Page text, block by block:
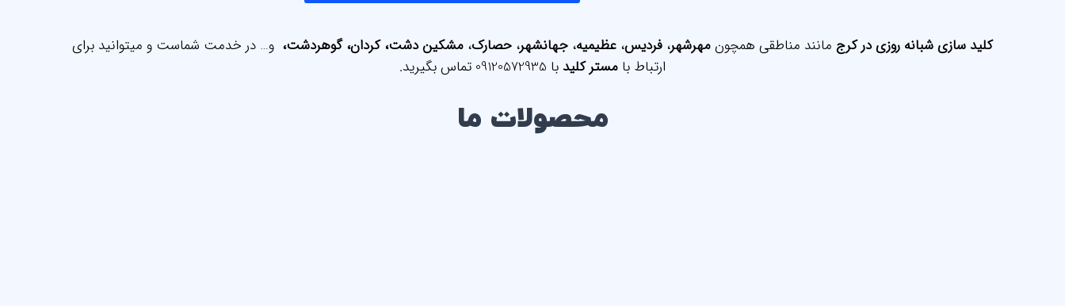
کلید سازی شبانه روزی در کرج مانند مناطقی همچونمهرشهر، فردیس، عظیمیه، جهانشهر، حصارک، مشکین دشت، کردان، گوهردشت، و… در خدمت شماست و میتوانید برای
ارتباط با مستر کلیدبا 09120572935 تماس بگیرید.
محصولات ما